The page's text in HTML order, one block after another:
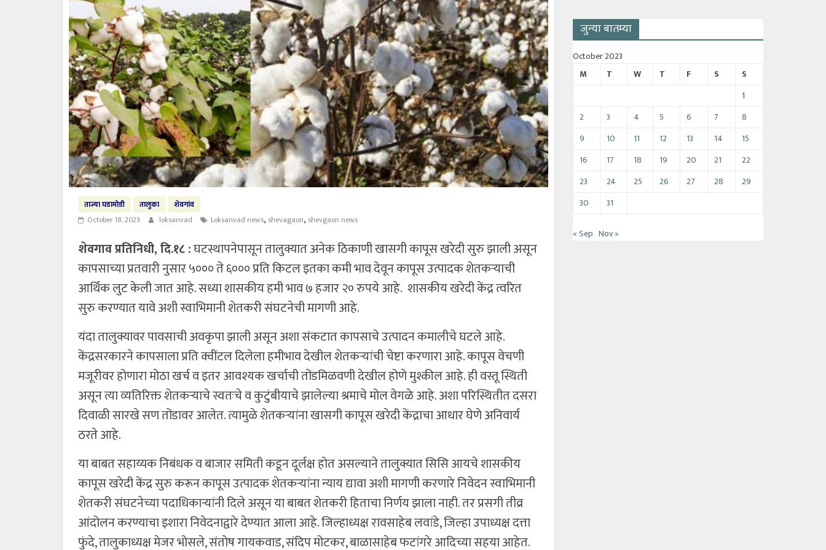
ताज्या घडामोडी तालुका
शेवगांव
October 18, 2023
loksanvad Loksanvad news, shevagaon, shevgaon news
शेवगाव प्रतिनिधी, दि.१८ :घटस्थापनेपासून तालुक्यात अनेक ठिकाणी खासगी कापूस खरेदी सुरु झाली असून
कापसाच्या प्रतवारी नुसार ५००० ते ६००० प्रति किटल इतका कमी भाव देवून कापूस उत्पादक शेतकऱ्याची
आर्थिक लुट केली जात आहे. सध्या शासकीय हमी भाव ७ हजार २० रुपये आहे. शासकीय खरेदी केंद्र त्वरित
सुरु करण्यात यावे अशी स्वाभिमानी शेतकरी संघटनेची मागणी आहे.
यंदा तालुक्यावर पावसाची अवकृपा झाली असून अशा संकटात कापसाचे उत्पादन कमालीचे घटले आहे.
केंद्रसरकारने कापसाला प्रति क्वींटल दिलेला हमीभाव देखील शेतकऱ्यांची चेष्टा करणारा आहे. कापूस वेचणी
मजूरीवर होणारा मोठा खर्च व इतर आवश्यक खर्चाची तोंडमिळवणी देखील होणे मुश्कील आहे. ही वस्तू स्थिती
असून त्या व्यतिरिक्त शेतकर्‍याचे स्वतःचे व कुटुंबीयाचे झालेल्या श्रमाचे मोल वेगळे आहे. अशा परिस्थितीत दसरा
दिवाळी सारखे सण तोंडावर आलेत. त्यामुळे शेतकऱ्यांना खासगी कापूस खरेदी केंद्राचा आधार घेणे अनिवार्य
ठरते आहे.
या बाबत सहाय्यक निबंधक व बाजार समिती कडून दूर्लक्ष होत असल्याने तालुक्यात सिसि आयचे शासकीय
कापूस खरेदी केंद्र सुरु करून कापूस उत्पादक शेतकर्‍यांना न्याय द्यावा अशी मागणी करणारे निवेदन स्वाभिमानी
शेतकरी संघटनेच्या पदाधिकार्‍यांनी दिले असून या बाबत शेतकरी हिताचा निर्णय झाला नाही. तर प्रसगी तीव्र
आंदोलन करण्याचा इशारा निवेदनाद्वारे देण्यात आला आहे. जिल्हाध्यक्ष रावसाहेब लवांडे, जिल्हा उपाध्यक्ष दत्ता
फुंदे, तालुकाध्यक्ष मेजर भोसले, संतोष गायकवाड, संदिप मोटकर, बाळासाहेब फटांगरे आदिच्या सहया आहेत.
जुन्या बातम्या
October 2023
M
T W T F S
S
1
2
3 4 5 6 7
8
9
10 11 12 13 14
15
16
17 18 19 20 21
22
23
24 25 26 27 28
29
30
31
« Sep Nov »